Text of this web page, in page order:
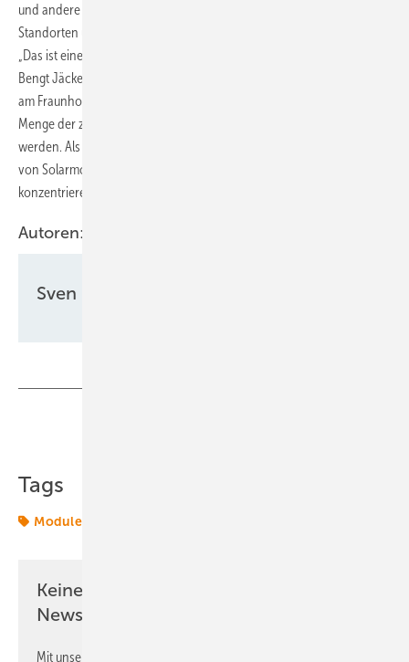
und andere Komponenten vermitteln. Die Logistik zwischen den
Standorten übernimmt Secondsol über den eigenen Werkverkehr.
„Das ist eine sinnvolle Kooperation für beide Unternehmen“, findet
Bengt Jäckel, Gruppenleiter PV-Module, Komponenten und Fertigung
am Fraunhofer CSP. „Durch das Secondsol-Testcenter kann die
Menge der zu prüfenden Module schnell und kostengünstig erhöht
werden. Als Forschungsinstitut können wir uns so auf die Bewertung
von Solarmodulen in Bezug auf alle Zuverlässigkeitsaspekte
konzentrieren“, beschreibt er die Arbeitsteilung.
Autoren:
Sven Ullrich
Tags
Module
Keine Zeit? Kein Problem mit dem ERE
Newsletter!
Mit unserem Newsletter erhalten Sie regelmäßig von uns